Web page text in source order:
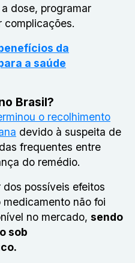
dose, programar
complicações.
da
a saúde
Brasil?
o recolhimento
devido à suspeita de
frequentes entre
do remédio.
possíveis efeitos
não foi
no mercado, sendo
sob